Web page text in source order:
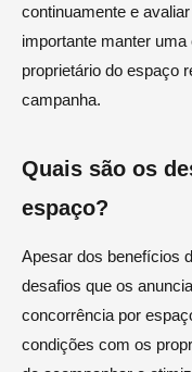
continuamente e
importante manter
proprietário do espaço
campanha.
Quais são os
espaço?
Apesar dos benefícios
desafios que os
concorrência por
condições com os